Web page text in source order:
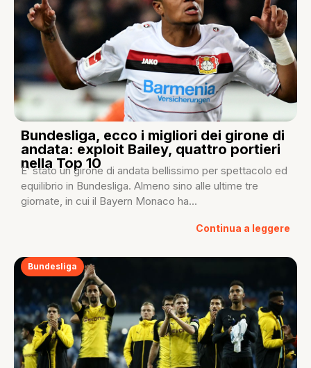
Bundesliga, ecco i migliori dei girone di
andata: exploit Bailey, quattro portieri
nella Top 10
E’ stato un girone di andata bellissimo per spettacolo ed
equilibrio in Bundesliga. Almeno sino alle ultime tre
giornate, in cui il Bayern Monaco ha...
Continua a leggere
Bundesliga